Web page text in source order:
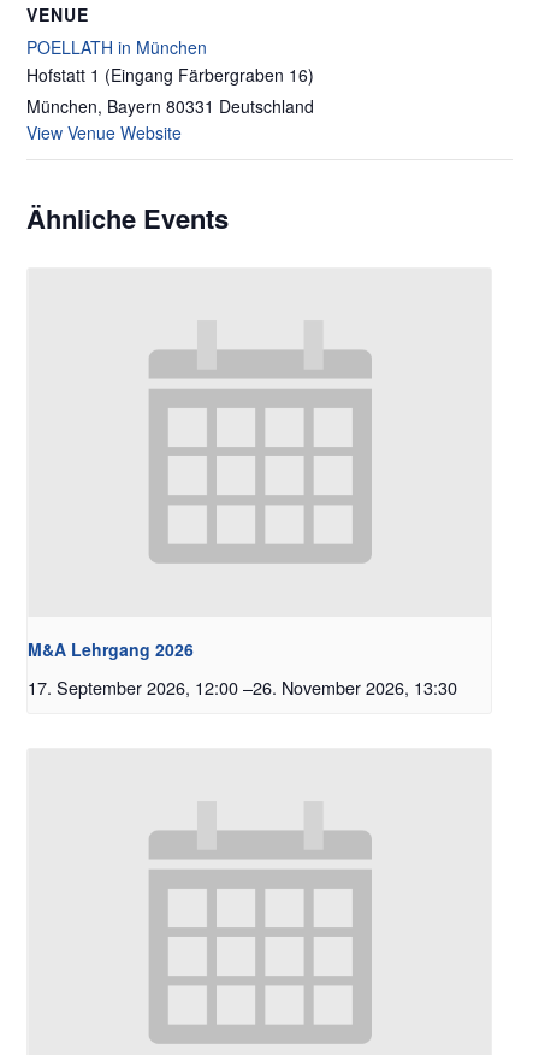
VENUE
POELLATH in München
Hofstatt 1 (Eingang Färbergraben 16)
München, Bayern 80331 Deutschland
View Venue Website
Ähnliche Events
M&A Lehrgang 2026
17. September 2026, 12:00 –26. November 2026, 13:30